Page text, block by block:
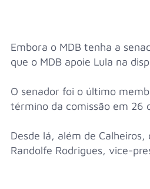
Embora o MDB tenha a
que o MDB apoie Lula na
O senador foi o último
término da comissão em 26
Desde lá, além de
Randolfe Rodrigues, vice-